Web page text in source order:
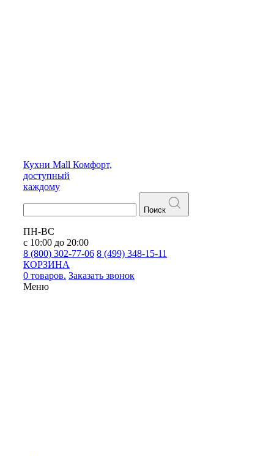
Кухни Mall Комфорт,
доступный
каждому
Поиск
ПН-ВС
с 10:00 до 20:00
8 (800) 302-77-06 8 (499) 348-15-11
КОРЗИНА
0 товаров. Заказать звонок
Меню